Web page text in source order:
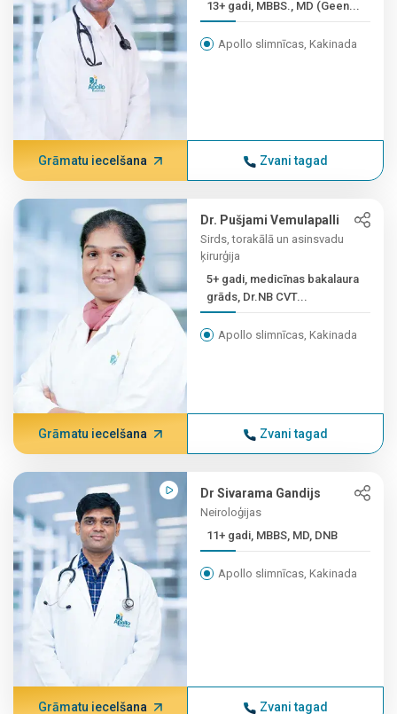
13+ gadi, MBBS., MD (Geen...
Apollo slimnīcas, Kakinada
Grāmatu iecelšana Zvani tagad
Dr. Pušjami Vemulapalli
Sirds, torakālā un asinsvadu
ķirurģija
5+ gadi, medicīnas bakalaura
grāds, Dr.NB CVT...
Apollo slimnīcas, Kakinada
Grāmatu iecelšana Zvani tagad
Dr Sivarama Gandijs
Neiroloģijas
11+ gadi, MBBS, MD, DNB
Apollo slimnīcas, Kakinada
Grāmatu iecelšana Zvani tagad